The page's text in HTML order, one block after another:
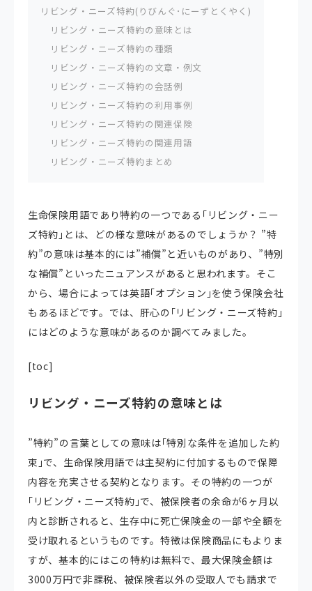
リビング・ニーズ特約(りびんぐ･にーずとくやく)
リビング・ニーズ特約の意味とは
リビング・ニーズ特約の種類
リビング・ニーズ特約の文章・例文
リビング・ニーズ特約の会話例
リビング・ニーズ特約の利用事例
リビング・ニーズ特約の関連保険
リビング・ニーズ特約の関連用語
リビング・ニーズ特約まとめ
生命保険用語であり特約の一つである｢リビング・ニー
ズ特約｣とは、どの様な意味があるのでしょうか？ ”特
約”の意味は基本的には”補償”と近いものがあり、”特別
な補償”といったニュアンスがあると思われます。そこ
から、場合によっては英語｢オプション｣を使う保険会社
もあるほどです。では、肝心の｢リビング・ニーズ特約｣
にはどのような意味があるのか調べてみました。
[toc]
リビング・ニーズ特約の意味とは
”特約”の言葉としての意味は｢特別な条件を追加した約
束｣で、生命保険用語では主契約に付加するもので保障
内容を充実させる契約となります。その特約の一つが
｢リビング・ニーズ特約｣で、被保険者の余命が6ヶ月以
内と診断されると、生存中に死亡保険金の一部や全額を
受け取れるというものです。特徴は保険商品にもよりま
すが、基本的にはこの特約は無料で、最大保険金額は
3000万円で非課税、被保険者以外の受取人でも請求で